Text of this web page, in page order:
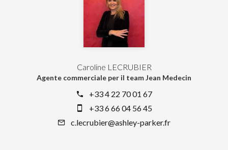
Caroline LECRUBIER
Agente commerciale per il team Jean Medecin
+33 4 22 70 01 67
+33 6 66 04 56 45
c.lecrubier@ashley-parker.fr